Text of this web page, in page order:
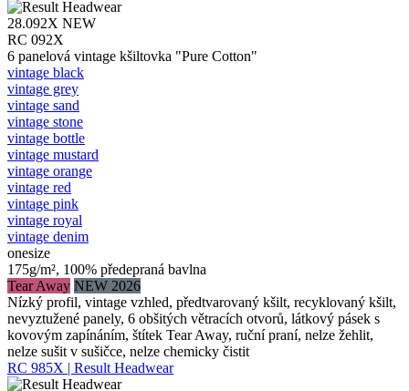
28.092X NEW
RC 092X
6 panelová vintage kšiltovka "Pure Cotton"
vintage black
vintage grey
vintage sand
vintage stone
vintage bottle
vintage mustard
vintage orange
vintage red
vintage pink
vintage royal
vintage denim
onesize
175g/m², 100% předepraná bavlna
Tear Away NEW 2026
Nízký profil, vintage vzhled, předtvarovaný kšilt, recyklovaný kšilt,
nevyztužené panely, 6 obšitých větracích otvorů, látkový pásek s
kovovým zapínáním, štítek Tear Away, ruční praní, nelze žehlit,
nelze sušit v sušičce, nelze chemicky čistit
RC 985X | Result Headwear